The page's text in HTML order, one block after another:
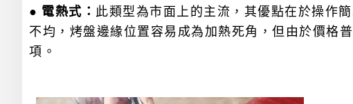
● 電熱式： 此類型為市面上的主流，其優點在於操作
不均，烤盤邊緣位置容易成為加熱死角，但由於價格
項。